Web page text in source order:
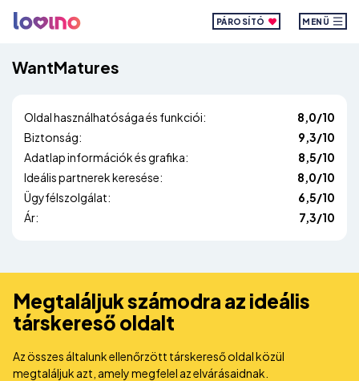
PÁROSÍTÓ MENÜ
WantMatures
Oldal használhatósága és funkciói:
8,0/10
Biztonság:
9,3/10
Adatlap információk és grafika:
8,5/10
Ideális partnerek keresése:
8,0/10
Ügyfélszolgálat:
6,5/10
Ár:
7,3/10
Megtaláljuk számodra az ideális
társkereső oldalt
Az összes általunk ellenőrzött társkereső oldal közül
megtaláljuk azt, amely megfelel az elvárásaidnak.